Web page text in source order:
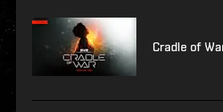
Cradle of